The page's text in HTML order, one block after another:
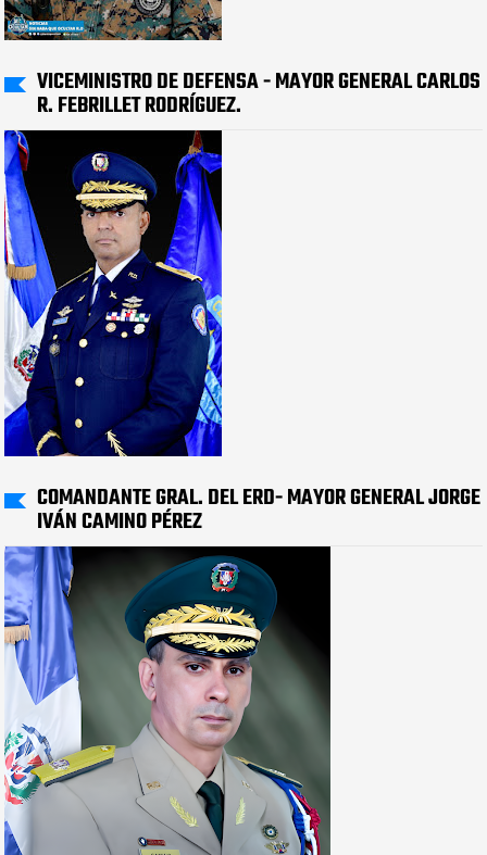
VICEMINISTRO DE DEFENSA - MAYOR GENERAL CARLOS
R. FEBRILLET RODRÍGUEZ.
COMANDANTE GRAL. DEL ERD- MAYOR GENERAL JORGE
IVÁN CAMINO PÉREZ